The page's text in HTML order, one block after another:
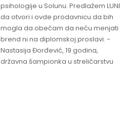
psihologije u Solunu. Predlažem LUNI
da otvori i ovde prodavnicu da bih
mogla da obećam da neću menjati
brend ni na diplomskoj proslavi. -
Nastasija Đorđević, 19 godina,
državna šampionka u streličarstvu